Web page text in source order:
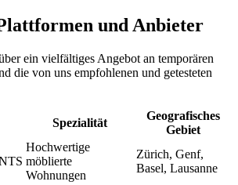
und Anbieter
ein vielfältiges Angebot an temporären
die von uns empfohlenen und getesteten
Spezialität
Geografisches
Gebiet
Hochwertige
möblierte
Wohnungen
Zürich, Genf,
Basel, Lausanne